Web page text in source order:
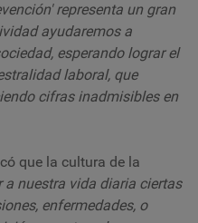
representa un gran
ayudaremos a
esperando lograr el
laboral, que
cifras inadmisibles en
que la cultura de la
a nuestra vida diaria ciertas
enfermedades, o